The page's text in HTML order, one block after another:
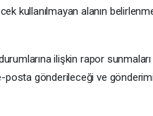
kullanılmayan alanın
ilişkin rapor
posta gönderileceği ve